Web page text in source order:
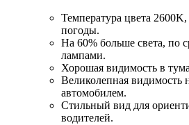
Температура цвета
погоды.
На 60% больше света, по
лампами.
Хорошая видимость в
Великолепная видимость
автомобилем.
Стильный вид для
водителей.